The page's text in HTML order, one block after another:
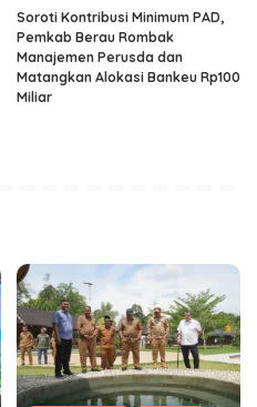
Soroti Kontribusi Minimum PAD,
Pemkab Berau Rombak
Manajemen Perusda dan
Matangkan Alokasi Bankeu Rp100
Miliar